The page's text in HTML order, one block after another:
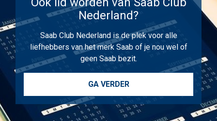
Nederland?
Saab Club Nederland is de plek voor alle
liefhebbers van het merk Saab of je nou wel of
geen Saab bezit.
GA VERDER